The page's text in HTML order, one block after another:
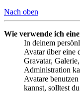
Nach oben
Wie verwende ich
In deinem
Avatar über eine
Gravatar,
Administration
Avatare
kannst, solltest